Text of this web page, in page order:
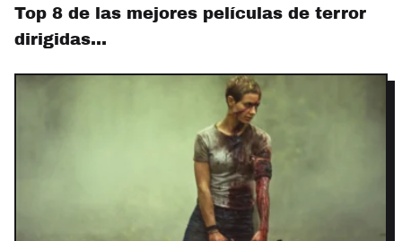
Top 8 de las mejores películas de terror
dirigidas…